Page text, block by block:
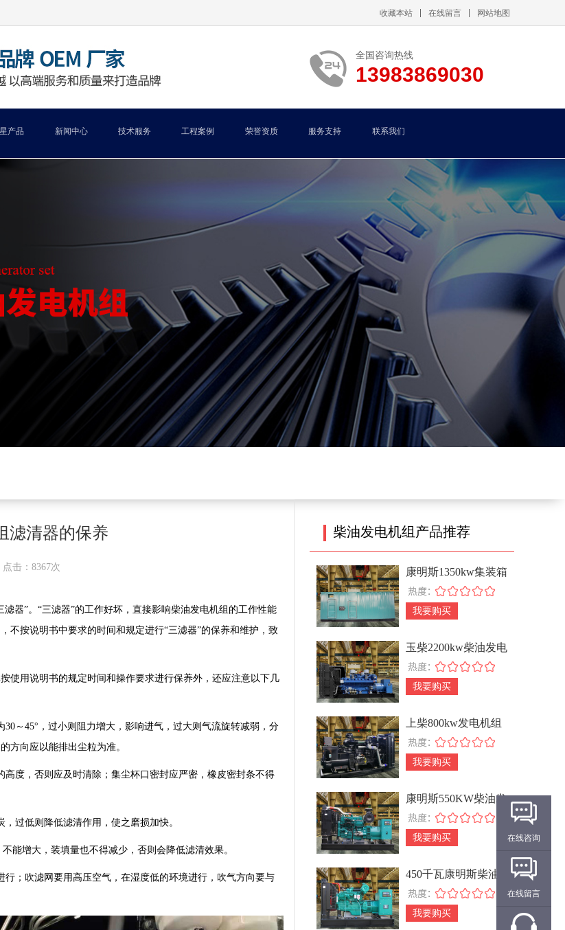
收藏本站 在线留言 网站地图
全国咨询热线
13983869030
产品 新闻中心 技术服务 工程案例 荣誉资质 服务支持 联系我们
滤清器的保养
点击：8367次
”。“三滤器”的工作好坏，直接影响柴油发电机组的工作性能
不按说明书中要求的时间和规定进行“三滤器”的保养和维护，致
用说明书的规定时间和操作要求进行保养外，还应注意以下几
45°，过小则阻力增大，影响进气，过大则气流旋转减弱，分
方向应以能排出尘粒为准。
度，否则应及时清除；集尘杯口密封应严密，橡皮密封条不得
过低则降低滤清作用，使之磨损加快。
增大，装填量也不得减少，否则会降低滤清效果。
；吹滤网要用高压空气，在湿度低的环境进行，吹气方向要与
柴油发电机组产品推荐
康明斯1350kw集装箱
式柴油发电机组
我要购买
玉柴2200kw柴油发电
机组
我要购买
上柴800kw发电机组
我要购买
康明斯550KW柴油发
电机组
我要购买
450千瓦康明斯柴油
发电机组
我要购买
在线咨询
在线留言